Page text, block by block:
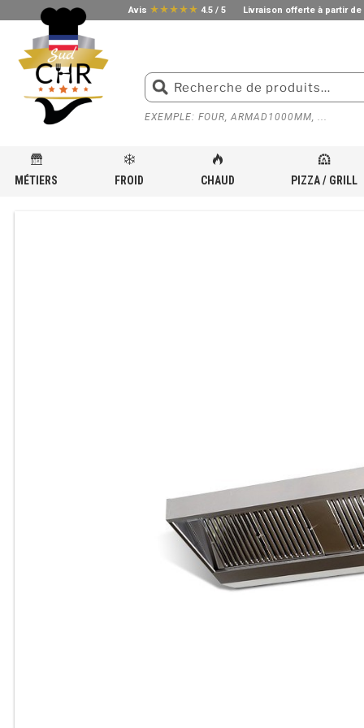
Avis star_ratestar_ratestar_ratestar_ratestar_rate 4.5 / 5 Livraison offerte à partir de
EXEMPLE: FOUR, ARMAD1000MM, ...
MÉTIERS FROID CHAUD PIZZA / GRILL
ACCUEIL »BOUTIQUE ÉQUIPEMENTS DE VENTILATION POUR CUISINE PROFESSIONNELLE